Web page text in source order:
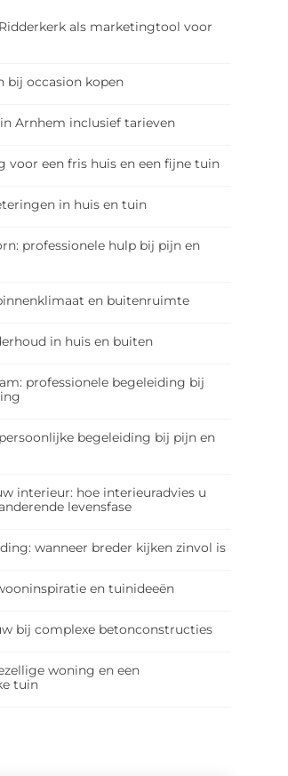
als marketingtool voor
bij occasion kopen
Arnhem inclusief tarieven
voor een fris huis en een fijne tuin
in huis en tuin
professionele hulp bij pijn en
en buitenruimte
in huis en buiten
professionele begeleiding bij
begeleiding bij pijn en
interieur: hoe interieuradvies u
levensfase
wanneer breder kijken zinvol is
en tuinideeën
bij complexe betonconstructies
woning en een
tuin